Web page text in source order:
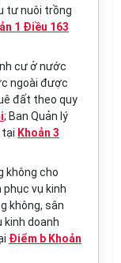
tư nuôi trồng
1 Điều 163
cư ở nước
ngoài được
đất theo quy
; Ban Quản lý
tại Khoản 3
không cho
vụ kinh
không, sân
kinh doanh
Điểm b Khoản